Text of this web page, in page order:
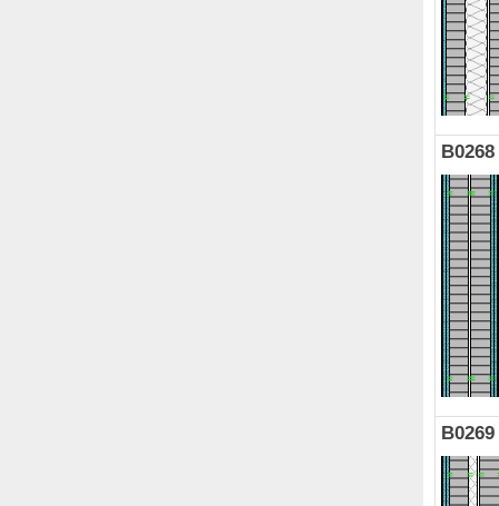
B0268
B0269